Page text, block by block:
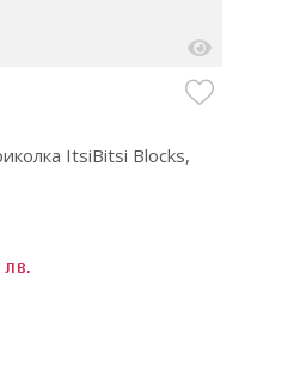
ItsiBitsi Blocks,
лв.